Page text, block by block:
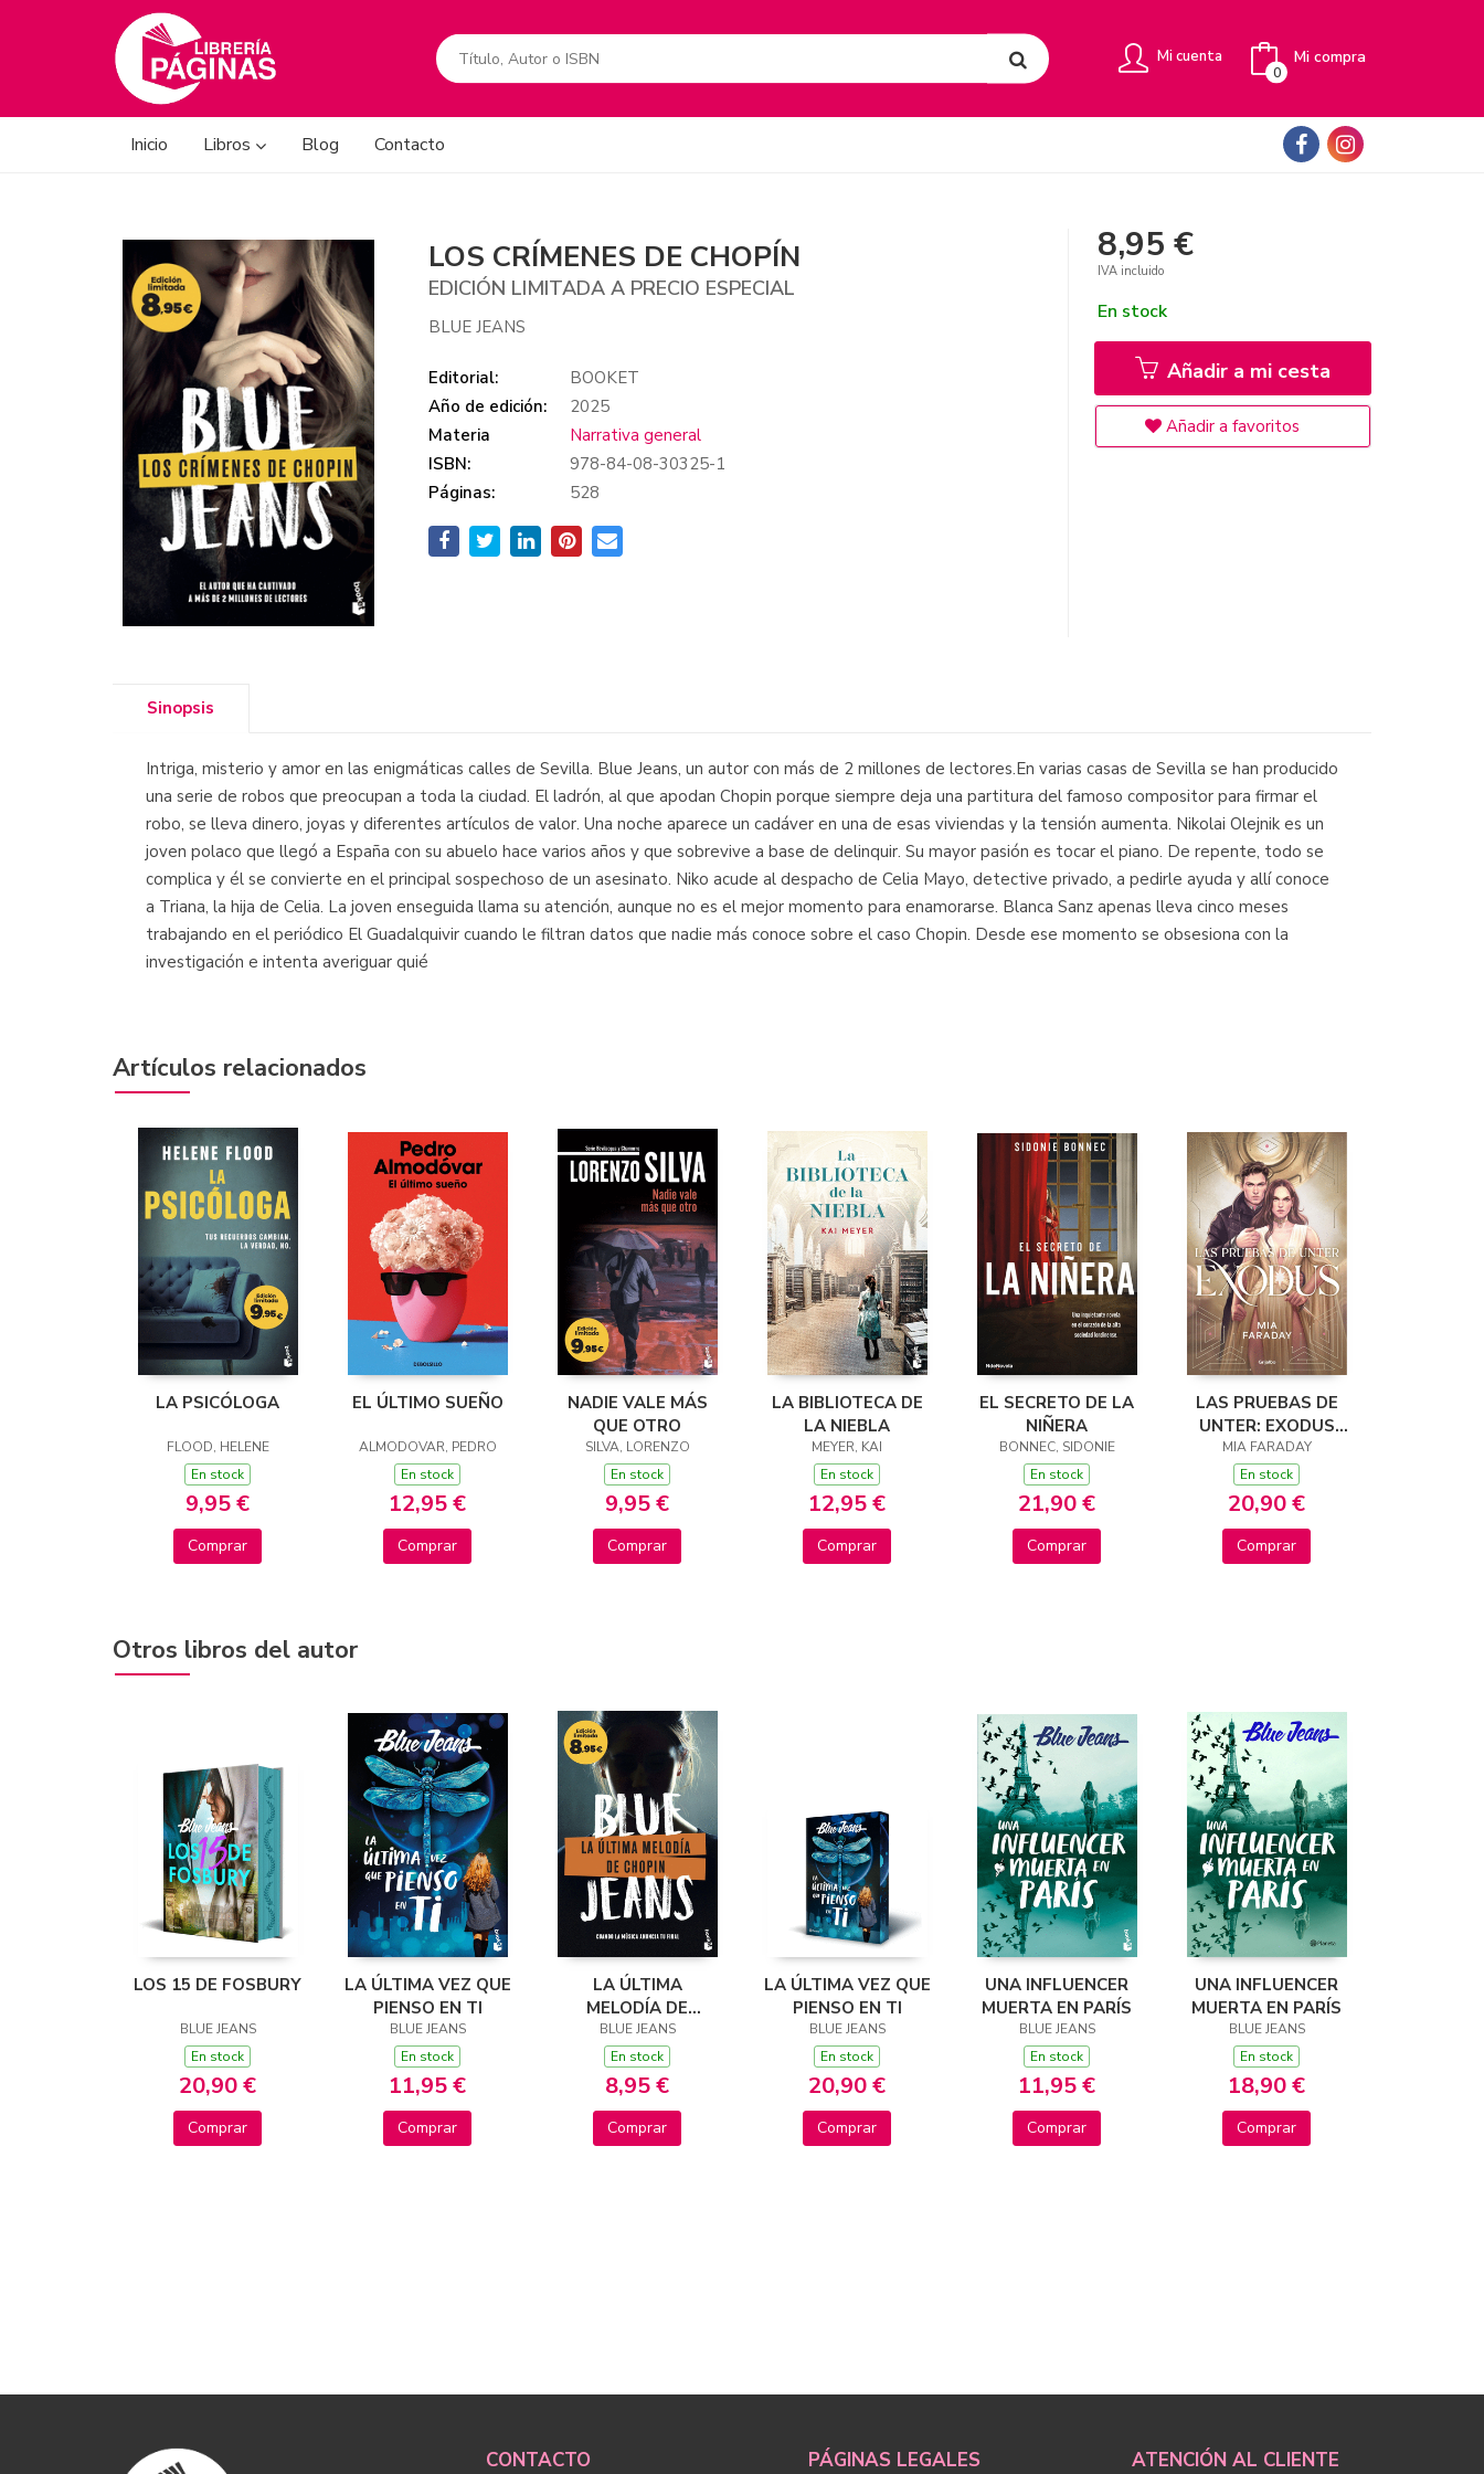
Mi cuenta Mi compra
0
Inicio Libros Blog Contacto
LOS CRÍMENES DE CHOPÍN
EDICIÓN LIMITADA A PRECIO ESPECIAL
BLUE JEANS
Editorial:
BOOKET
Año de edición:
2025
Materia
Narrativa general
ISBN:
978-84-08-30325-1
Páginas:
528
8,95 €
IVA incluido
En stock
Añadir a mi cesta
Añadir a favoritos
Sinopsis
Intriga, misterio y amor en las enigmáticas calles de Sevilla. Blue Jeans, un autor con más de 2 millones de lectores.En varias casas de Sevilla se han producido
una serie de robos que preocupan a toda la ciudad. El ladrón, al que apodan Chopin porque siempre deja una partitura del famoso compositor para firmar el
robo, se lleva dinero, joyas y diferentes artículos de valor. Una noche aparece un cadáver en una de esas viviendas y la tensión aumenta. Nikolai Olejnik es un
joven polaco que llegó a España con su abuelo hace varios años y que sobrevive a base de delinquir. Su mayor pasión es tocar el piano. De repente, todo se
complica y él se convierte en el principal sospechoso de un asesinato. Niko acude al despacho de Celia Mayo, detective privado, a pedirle ayuda y allí conoce
a Triana, la hija de Celia. La joven enseguida llama su atención, aunque no es el mejor momento para enamorarse. Blanca Sanz apenas lleva cinco meses
trabajando en el periódico El Guadalquivir cuando le filtran datos que nadie más conoce sobre el caso Chopin. Desde ese momento se obsesiona con la
investigación e intenta averiguar quié
Artículos relacionados
LA PSICÓLOGA
FLOOD, HELENE
En stock
9,95 €
Comprar
EL ÚLTIMO SUEÑO
ALMODOVAR, PEDRO
En stock
12,95 €
Comprar
NADIE VALE MÁS
QUE OTRO
SILVA, LORENZO
En stock
9,95 €
Comprar
LA BIBLIOTECA DE
LA NIEBLA
MEYER, KAI
En stock
12,95 €
Comprar
EL SECRETO DE LA
NIÑERA
BONNEC, SIDONIE
En stock
21,90 €
Comprar
LAS PRUEBAS DE
UNTER: EXODUS
(TRILOGÍA DE
UNTER 3)
MIA FARADAY
En stock
20,90 €
Comprar
Otros libros del autor
LOS 15 DE FOSBURY
BLUE JEANS
En stock
20,90 €
Comprar
LA ÚLTIMA VEZ QUE
PIENSO EN TI
BLUE JEANS
En stock
11,95 €
Comprar
LA ÚLTIMA
MELODÍA DE
CHOPÍN
BLUE JEANS
En stock
8,95 €
Comprar
LA ÚLTIMA VEZ QUE
PIENSO EN TI
BLUE JEANS
En stock
20,90 €
Comprar
UNA INFLUENCER
MUERTA EN PARÍS
BLUE JEANS
En stock
11,95 €
Comprar
UNA INFLUENCER
MUERTA EN PARÍS
BLUE JEANS
En stock
18,90 €
Comprar
CONTACTO PÁGINAS LEGALES ATENCIÓN AL CLIENTE